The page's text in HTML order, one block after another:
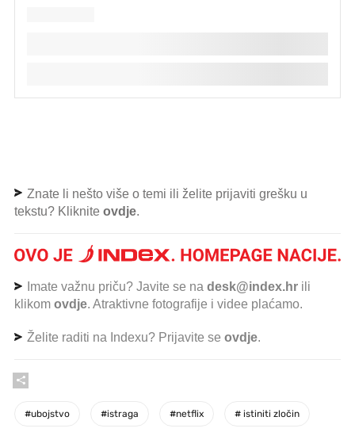
Znate li nešto više o temi ili želite prijaviti grešku u
tekstu? Kliknite ovdje.
Imate važnu priču? Javite se na desk@index.hr ili
klikom ovdje. Atraktivne fotografije i videe plaćamo.
Želite raditi na Indexu? Prijavite se ovdje.
#ubojstvo #istraga #netflix # istiniti zločin